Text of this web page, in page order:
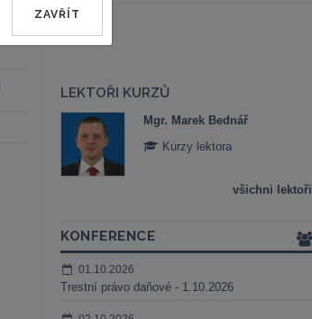
LEKTOŘI KURZŮ
Mgr. Marek Bednář
Kurzy lektora
všichni lektoři
KONFERENCE
01.10.2026
Trestní právo daňové - 1.10.2026
ZAVŘÍT